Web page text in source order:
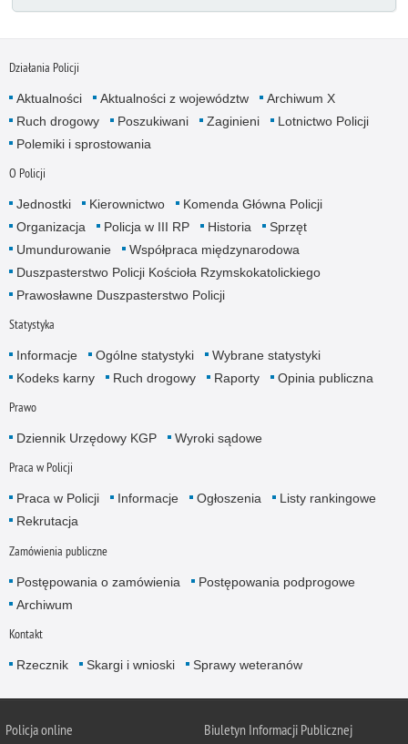
Działania Policji
Aktualności Aktualności z województw
Archiwum X
Ruch drogowy
Poszukiwani Zaginieni
Lotnictwo Policji
Polemiki i sprostowania
O Policji
Jednostki Kierownictwo
Komenda Główna Policji
Organizacja
Policja w III RP Historia
Sprzęt
Umundurowanie
Współpraca międzynarodowa
Duszpasterstwo Policji Kościoła Rzymskokatolickiego
Prawosławne Duszpasterstwo Policji
Statystyka
Informacje Ogólne statystyki
Wybrane statystyki
Kodeks karny
Ruch drogowy Raporty Opinia publiczna
Prawo
Dziennik Urzędowy KGP Wyroki sądowe
Praca w Policji
Praca w Policji Informacje Ogłoszenia
Listy rankingowe
Rekrutacja
Zamówienia publiczne
Postępowania o zamówienia
Postępowania podprogowe
Archiwum
Kontakt
Rzecznik Skargi i wnioski Sprawy weteranów
Policjaonline Biuletyn Informacji Publicznej